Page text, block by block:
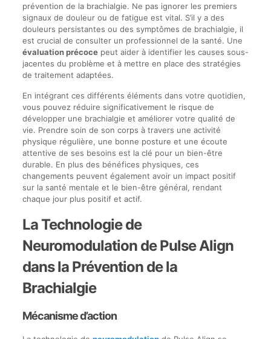
prévention de la brachialgie. Ne pas ignorer les premiers
signaux de douleur ou de fatigue est vital. S’il y a des
douleurs persistantes ou des symptômes de brachialgie, il
est crucial de consulter un professionnel de la santé. Une
évaluation précocepeut aider à identifier les causes sous-
jacentes du problème et à mettre en place des stratégies
de traitement adaptées.
En intégrant ces différents éléments dans votre quotidien,
vous pouvez réduire significativement le risque de
développer une brachialgie et améliorer votre qualité de
vie. Prendre soin de son corps à travers une activité
physique régulière, une bonne posture et une écoute
attentive de ses besoins est la clé pour un bien-être
durable. En plus des bénéfices physiques, ces
changements peuvent également avoir un impact positif
sur la santé mentale et le bien-être général, rendant
chaque jour plus positif et actif.
La Technologie de
Neuromodulation de Pulse Align
dans la Prévention de la
Brachialgie
Mécanisme d’action